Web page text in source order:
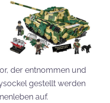
der entnommen und
gestellt werden
auf.